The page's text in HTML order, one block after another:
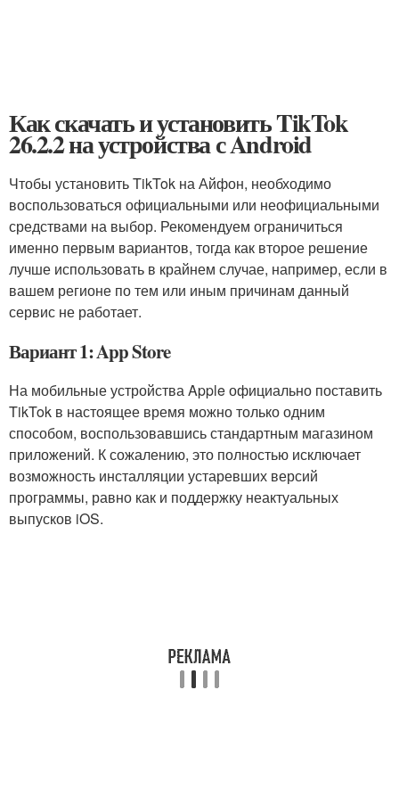
Как скачать и установить TikTok
26.2.2 на устройства с Android
Чтобы установить TikTok на Айфон, необходимо
воспользоваться официальными или неофициальными
средствами на выбор. Рекомендуем ограничиться
именно первым вариантов, тогда как второе решение
лучше использовать в крайнем случае, например, если в
вашем регионе по тем или иным причинам данный
сервис не работает.
Вариант 1: App Store
На мобильные устройства Apple официально поставить
TikTok в настоящее время можно только одним
способом, воспользовавшись стандартным магазином
приложений. К сожалению, это полностью исключает
возможность инсталляции устаревших версий
программы, равно как и поддержку неактуальных
выпусков iOS.